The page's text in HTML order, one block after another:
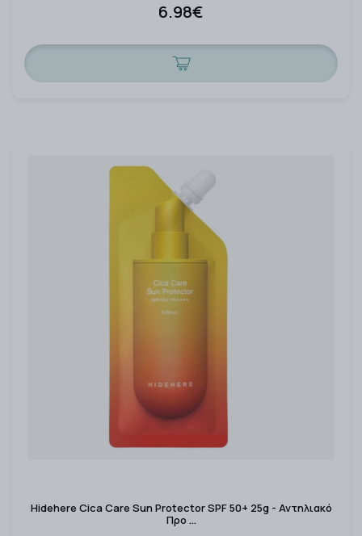
6.98€
Hidehere Cica Care Sun Protector SPF 50+ 25g - Αντηλιακό
Προ …